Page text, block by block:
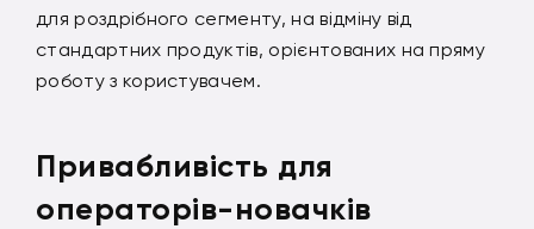
для роздрібного сегменту, на відміну від
стандартних продуктів, орієнтованих на пряму
роботу з користувачем.
Привабливість для
операторів-новачків